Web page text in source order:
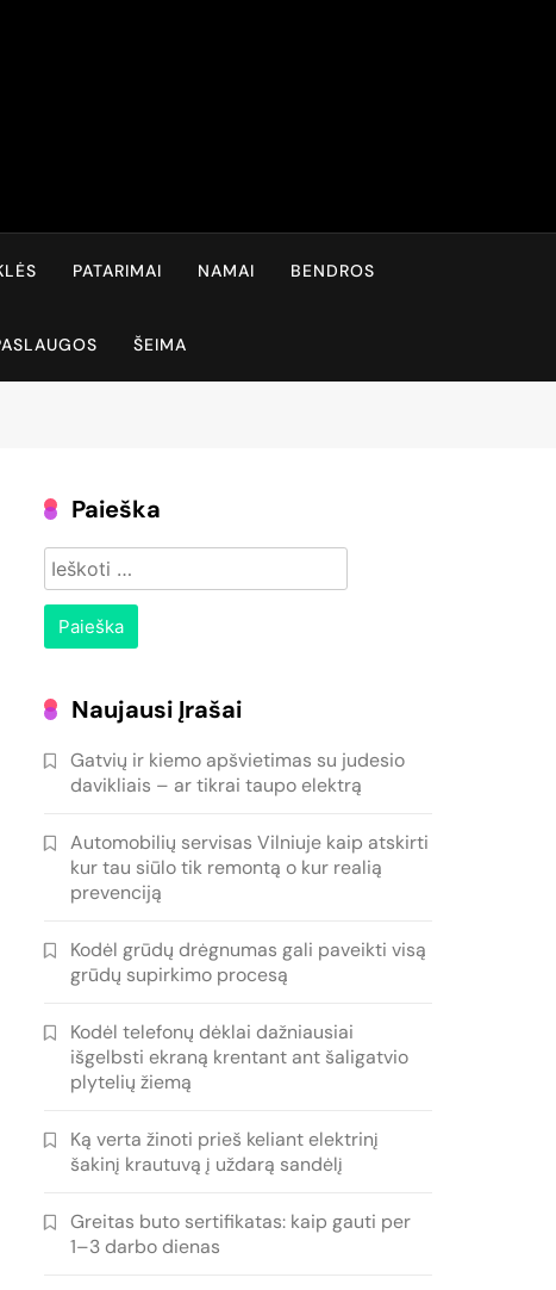
PATARIMAI NAMAI BENDROS
ŠEIMA
Paieška
Ieškoti:
Naujausi Įrašai
Gatvių ir kiemo apšvietimas su judesio
davikliais – ar tikrai taupo elektrą
Automobilių servisas Vilniuje kaip atskirti
kur tau siūlo tik remontą o kur realią
prevenciją
Kodėl grūdų drėgnumas gali paveikti visą
grūdų supirkimo procesą
Kodėl telefonų dėklai dažniausiai
išgelbsti ekraną krentant ant šaligatvio
plytelių žiemą
Ką verta žinoti prieš keliant elektrinį
šakinį krautuvą į uždarą sandėlį
Greitas buto sertifikatas: kaip gauti per
1–3 darbo dienas